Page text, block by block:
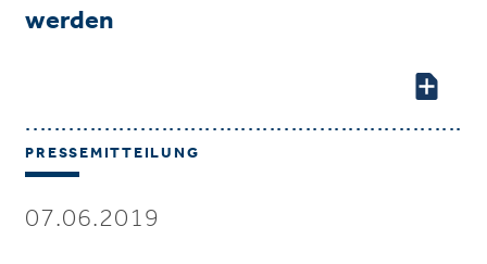
werden
PRESSEMITTEILUNG
07.06.2019